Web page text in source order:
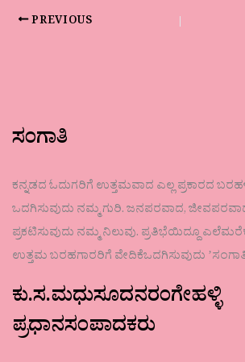
PREVIOUS
ಸಂಗಾತಿ
ಕನ್ನಡದ ಓದುಗರಿಗೆ ಉತ್ತಮವಾದ ಎಲ್ಲ ಪ್ರಕಾರದ
ಒದಗಿಸುವುದು ನಮ್ಮ ಗುರಿ. ಜನಪರವಾದ,
ಪ್ರಕಟಿಸುವುದು ನಮ್ಮ ನಿಲುವು. ಪ್ರತಿಭೆಯಿದ್ದೂ
ಉತ್ತಮ ಬರಹಗಾರರಿಗೆ ವೇದಿಕೆಒದಗಿಸುವುದು
ಕು.ಸ.ಮಧುಸೂದನರಂಗೇಹಳ್ಳಿ
ಪ್ರಧಾನಸಂಪಾದಕರು